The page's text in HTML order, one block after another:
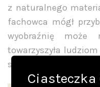
z naturalnego
fachowca mógł
wyobraźnię
towarzyszyła
swój ślad również w
Ciasteczka